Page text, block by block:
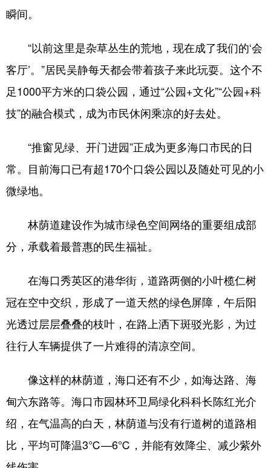
瞬间。
“以前这里是杂草丛生的荒地，现在成了我们的‘会
客厅’。”居民吴静每天都会带着孩子来此玩耍。这个不
足1000平方米的口袋公园，通过“公园+文化”“公园+科
技”的融合模式，成为市民休闲乘凉的好去处。
“推窗见绿、开门进园”正成为更多海口市民的日
常。目前海口已有超170个口袋公园以及随处可见的小
微绿地。
林荫道建设作为城市绿色空间网络的重要组成部
分，承载着最普惠的民生福祉。
在海口秀英区的港华街，道路两侧的小叶榄仁树
冠在空中交织，形成了一道天然的绿色屏障，午后阳
光透过层层叠叠的枝叶，在路上洒下斑驳光影，为过
往行人车辆提供了一片难得的清凉空间。
像这样的林荫道，海口还有不少，如海达路、海
甸六东路等。海口市园林环卫局绿化科科长陈红光介
绍，在气温高的白天，林荫道与没有行道树的道路相
比，平均可降温3℃—6℃，并能有效降尘、减少紫外